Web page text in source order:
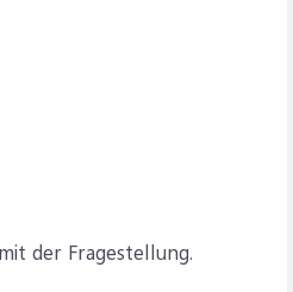
der Fragestellung.